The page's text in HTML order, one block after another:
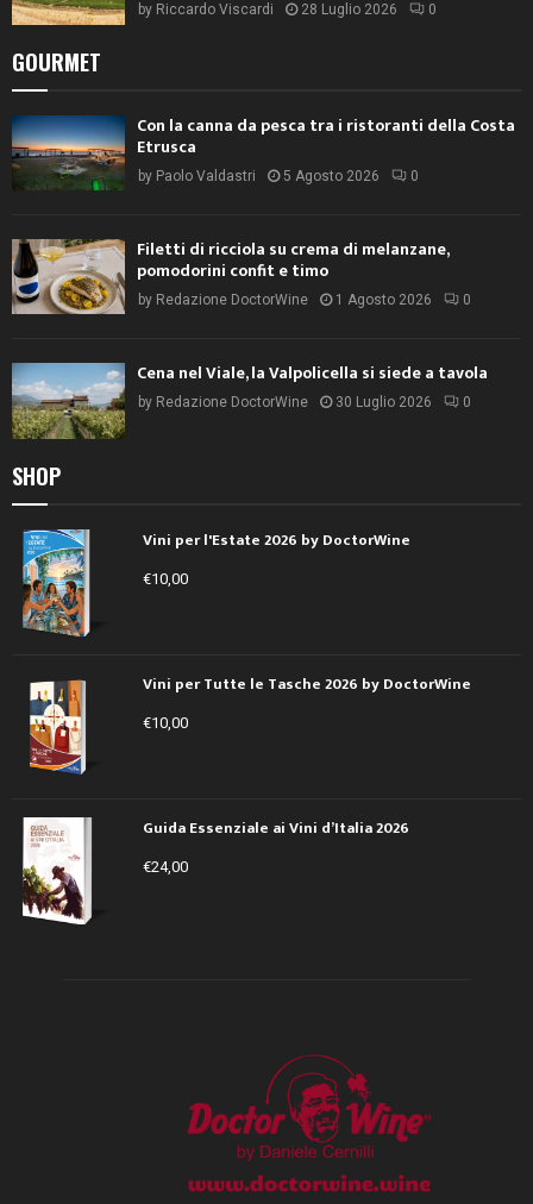
by Riccardo Viscardi 28 Luglio 2026 0
GOURMET
Con la canna da pesca tra i ristoranti della Costa
Etrusca
by Paolo Valdastri 5 Agosto 2026 0
Filetti di ricciola su crema di melanzane,
pomodorini confit e timo
by Redazione DoctorWine 1 Agosto 2026 0
Cena nel Viale, la Valpolicella si siede a tavola
by Redazione DoctorWine 30 Luglio 2026 0
SHOP
Vini per l'Estate 2026 by DoctorWine
€10,00
Vini per Tutte le Tasche 2026 by DoctorWine
€10,00
Guida Essenziale ai Vini d’Italia 2026
€24,00